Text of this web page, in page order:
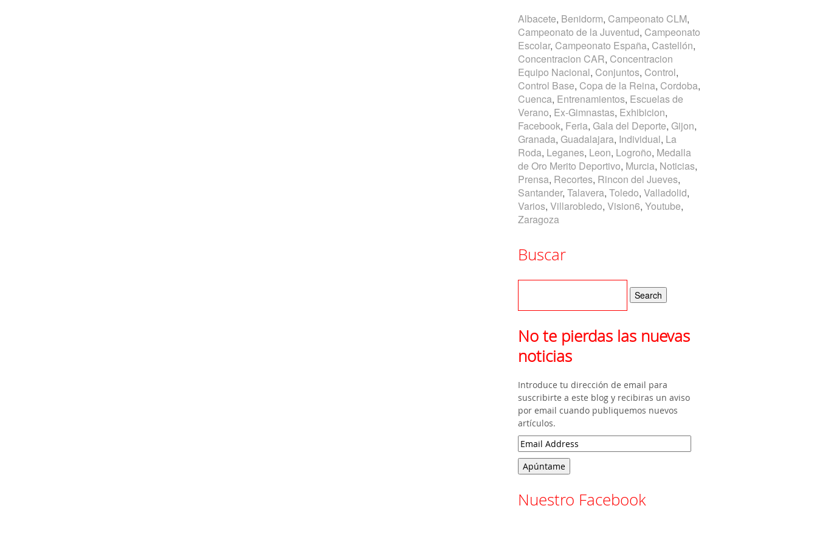
Albacete Benidorm Campeonato CLM
Campeonato de la Juventud Campeonato
Escolar Campeonato España Castellón
Concentracion CAR Concentracion
Equipo Nacional Conjuntos Control
Control Base Copa de la Reina Cordoba
Cuenca Entrenamientos Escuelas de
Verano Ex-Gimnastas Exhibicion
Facebook Feria Gala del Deporte Gijon
Granada Guadalajara Individual La
Roda Leganes Leon Logroño Medalla
de Oro Merito Deportivo Murcia Noticias
Prensa Recortes Rincon del Jueves
Santander Talavera Toledo Valladolid
Varios Villarobledo Vision6 Youtube
Zaragoza
Buscar
No te pierdas las nuevas
noticias
Introduce tu dirección de email para
suscribirte a este blog y recibiras un aviso
por email cuando publiquemos nuevos
artículos.
Nuestro Facebook